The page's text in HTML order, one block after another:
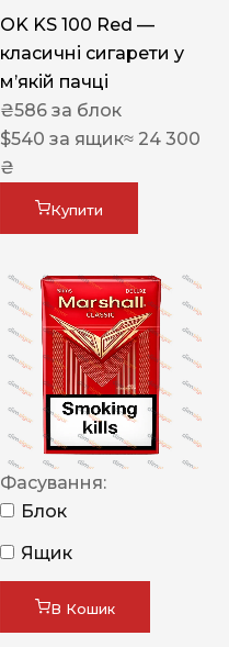
OK KS 100 Red —
класичні сигарети у
м’якій пачці
₴586 за блок
$540 за ящик≈ 24 300
₴
Купити
Фасування:
Блок
Ящик
В Кошик